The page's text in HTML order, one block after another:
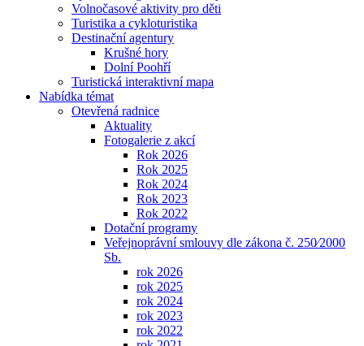
Volnočasové aktivity pro děti
Turistika a cykloturistika
Destinační agentury
Krušné hory
Dolní Poohří
Turistická interaktivní mapa
Nabídka témat
Otevřená radnice
Aktuality
Fotogalerie z akcí
Rok 2026
Rok 2025
Rok 2024
Rok 2023
Rok 2022
Dotační programy
Veřejnoprávní smlouvy dle zákona č. 250⁄2000
Sb.
rok 2026
rok 2025
rok 2024
rok 2023
rok 2022